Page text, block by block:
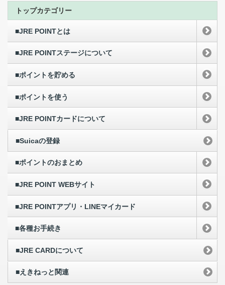
トップカテゴリー
■JRE POINTとは
■JRE POINTステージについて
■ポイントを貯める
■ポイントを使う
■JRE POINTカードについて
■Suicaの登録
■ポイントのおまとめ
■JRE POINT WEBサイト
■JRE POINTアプリ・LINEマイカード
■各種お手続き
■JRE CARDについて
■えきねっと関連